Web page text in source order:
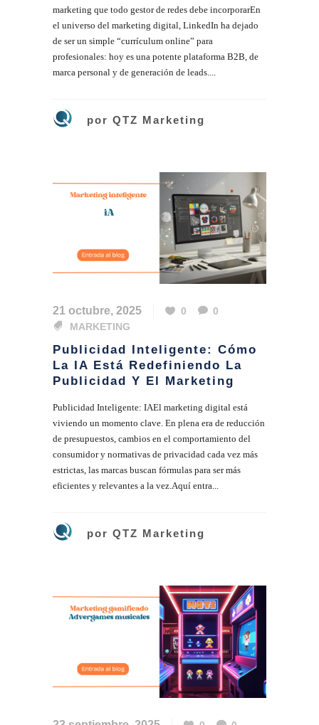
marketing que todo gestor de redes debe incorporarEn
el universo del marketing digital, LinkedIn ha dejado
de ser un simple “currículum online” para
profesionales: hoy es una potente plataforma B2B, de
marca personal y de generación de leads....
por QTZ Marketing
21 octubre, 2025 0
0
MARKETING
Publicidad Inteligente: Cómo
La IA Está Redefiniendo La
Publicidad Y El Marketing
Publicidad Inteligente: IAEl marketing digital está
viviendo un momento clave. En plena era de reducción
de presupuestos, cambios en el comportamiento del
consumidor y normativas de privacidad cada vez más
estrictas, las marcas buscan fórmulas para ser más
eficientes y relevantes a la vez.Aquí entra...
por QTZ Marketing